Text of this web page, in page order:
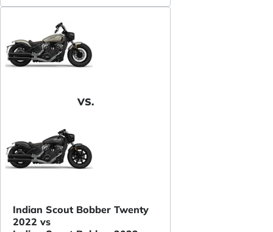
VS.
Indian Scout Bobber Twenty
2022 vs